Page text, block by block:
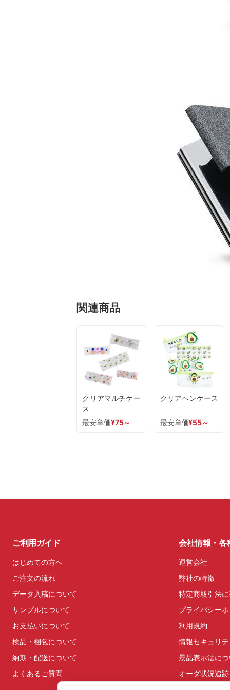
関連商品
クリアマルチケー
ス
最安単価¥75～
クリアペンケース
最安単価¥55～
ご利用ガイド
はじめての方へ
ご注文の流れ
データ入稿について
サンプルについて
お支払いについて
検品・梱包について
納期・配送について
よくあるご質問
会社情報・各
運営会社
弊社の特徴
特定商取引法
プライバシー
利用規約
情報セキュリ
景品表示法に
オーダ状況追